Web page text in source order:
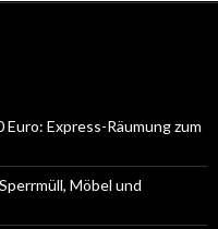
Express-Räumung zum
Möbel und